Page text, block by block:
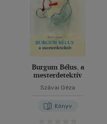
Burgum Bélus, a
mesterdetektív
Szávai Géza
Könyv